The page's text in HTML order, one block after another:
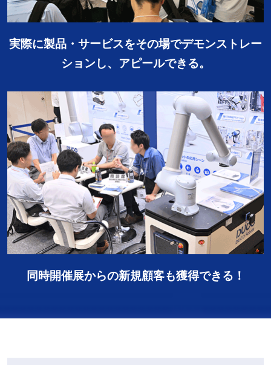
実際に製品・サービスをその場でデモンストレー
ションし、アピールできる。
同時開催展からの新規顧客も獲得できる！